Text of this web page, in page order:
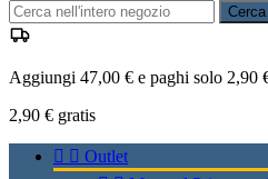
Cerca
Aggiungi 47,00 € e paghi solo 2,90
2,90 € gratis
  Outlet